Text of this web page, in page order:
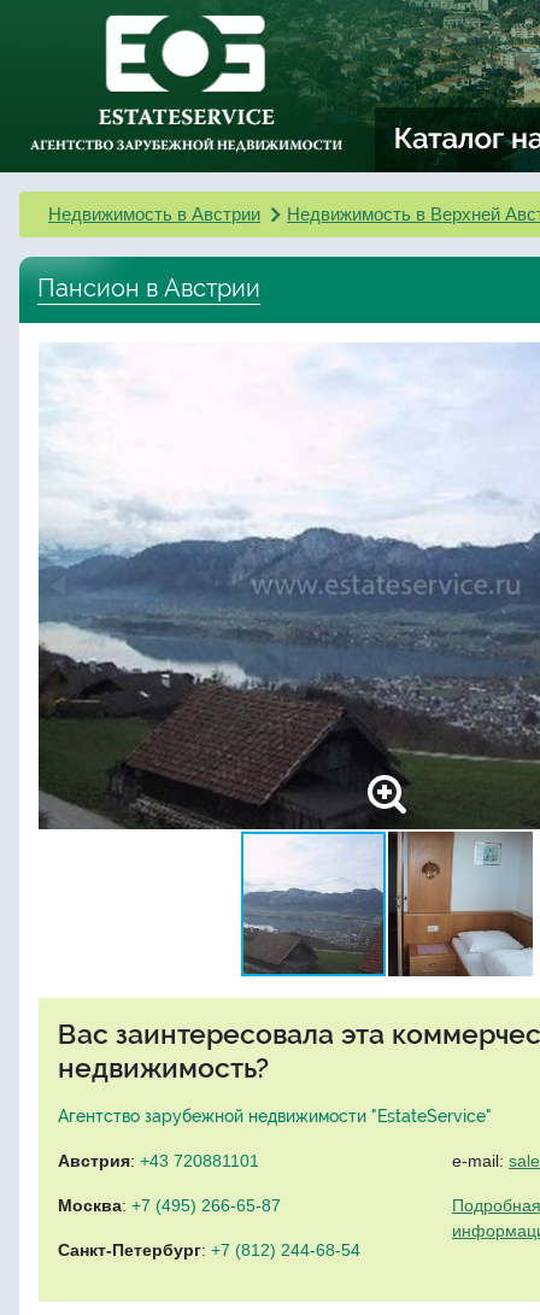
Недвижимость в Австрии Недвижимость в Верхней
Пансион в Австрии
Вас заинтересовала эта
недвижимость?
Агентство зарубежной недвижимости "EstateService"
Австрия: +43 720881101
Москва: +7 (495) 266-65-87
Санкт-Петербург: +7 (812) 244-68-54
e-mail: